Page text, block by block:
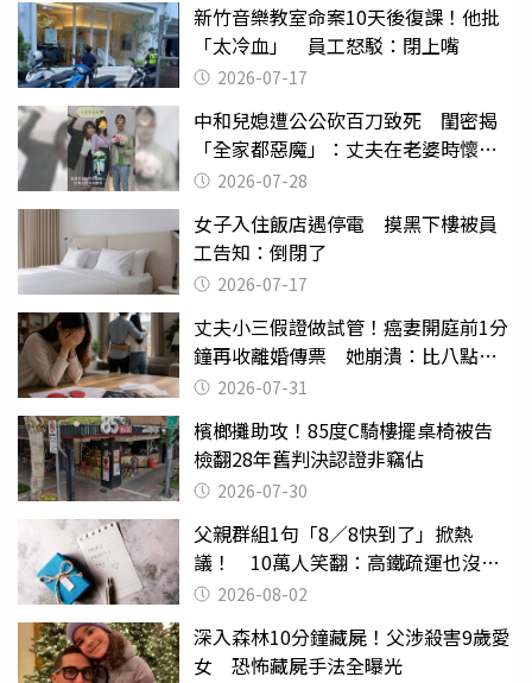
新竹音樂教室命案10天後復課！他批
「太冷血」 員工怒駁：閉上嘴
2026-07-17
中和兒媳遭公公砍百刀致死 閨密揭
「全家都惡魔」：丈夫在老婆時懷孕
摔東西
2026-07-28
女子入住飯店遇停電 摸黑下樓被員
工告知：倒閉了
2026-07-17
丈夫小三假證做試管！癌妻開庭前1分
鐘再收離婚傳票 她崩潰：比八點檔
還扯2026-07-31
檳榔攤助攻！85度C騎樓擺桌椅被告
檢翻28年舊判決認證非竊佔
2026-07-30
父親群組1句「8／8快到了」掀熱
議！ 10萬人笑翻：高鐵疏運也沒列
父親節
2026-08-02
深入森林10分鐘藏屍！父涉殺害9歲愛
女 恐怖藏屍手法全曝光